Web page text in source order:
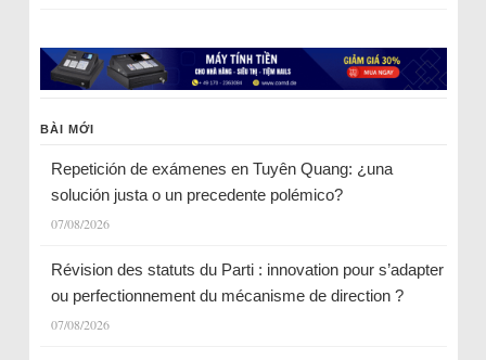
BÀI MỚI
Repetición de exámenes en Tuyên Quang: ¿una
solución justa o un precedente polémico?
07/08/2026
Révision des statuts du Parti : innovation pour s’adapter
ou perfectionnement du mécanisme de direction ?
07/08/2026